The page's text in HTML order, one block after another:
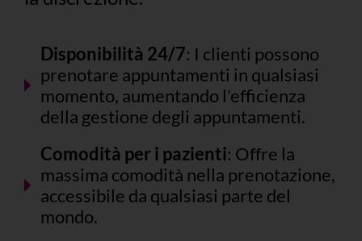
Disponibilità 24/7: I clienti possono
prenotare appuntamenti in qualsiasi
momento, aumentando l'efficienza
della gestione degli appuntamenti.
Comodità per i pazienti: Offre la
massima comodità nella prenotazione,
accessibile da qualsiasi parte del
mondo.